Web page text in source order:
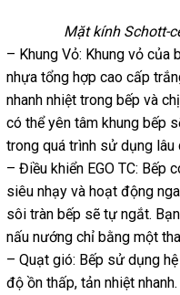
Mặt kính Schott-
– Khung Vỏ: Khung vỏ
nhựa tổng hợp cao cấp
nhanh nhiệt trong bếp và
có thể yên tâm khung bếp
trong quá trình sử dụng lâu
– Điều khiển EGO TC: Bếp
siêu nhạy và hoạt động
sôi tràn bếp sẽ tự ngắt.
nấu nướng chỉ bằng một
– Quạt gió: Bếp sử dụng
độ ồn thấp, tản nhiệt